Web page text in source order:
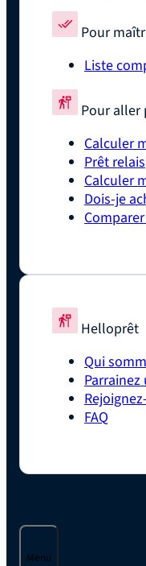
Pour
Liste
Pour aller
Calculer
Prêt relais
Calculer
Dois-je
Helloprêt
Qui
Parrainez
FAQ
Menu